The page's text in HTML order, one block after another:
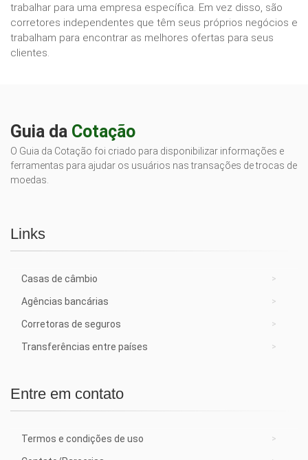
trabalhar para uma empresa específica. Em vez disso, são
corretores independentes que têm seus próprios negócios e
trabalham para encontrar as melhores ofertas para seus
clientes.
Guia da Cotação
O Guia da Cotação foi criado para disponibilizar informações e
ferramentas para ajudar os usuários nas transações de trocas de
moedas.
Links
Casas de câmbio
Agências bancárias
Corretoras de seguros
Transferências entre países
Entre em contato
Termos e condições de uso